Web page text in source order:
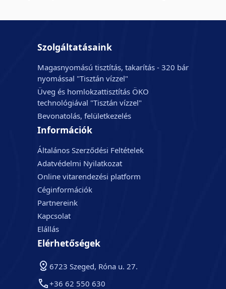
Szolgáltatásaink
Magasnyomású tisztítás, takarítás - 320 bár
nyomással "Tisztán vízzel"
Üveg és homlokzattisztítás ÖKO
technológiával "Tisztán vízzel"
Bevonatolás, felületkezelés
Információk
Általános Szerződési Feltételek
Adatvédelmi Nyilatkozat
Online vitarendezési platform
Céginformációk
Partnereink
Kapcsolat
Elállás
Elérhetőségek
6723 Szeged, Róna u. 27.
+36 62 550 630